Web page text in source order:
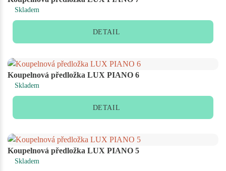
Skladem
DETAIL
Koupelnová předložka LUX PIANO 6
Skladem
DETAIL
Koupelnová předložka LUX PIANO 5
Skladem